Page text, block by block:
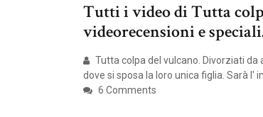
Tutti i video di Tutta
videorecensioni e
Tutta colpa del vulcano. Divorziati da
dove si sposa la loro unica figlia. Sarà l'
6 Comments